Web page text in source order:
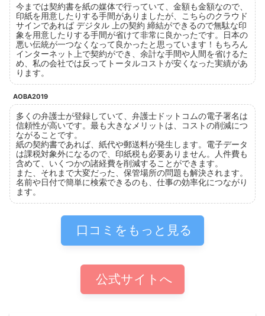
今までは契約書を紙の媒体で行っていて、金額も金額なので、
印紙を用意したりする手間がありましたが、こちらのクラウド
サインであれば デジタル 上の契約 締結ができるので無駄な印
象を用意したりする手間が省けて非常に良かったです。日本の
悪い伝統が一つなくなって良かったと思っています！もちろん
インターネット上で契約ができ、余計な手間や人間を省けるた
め、私の会社では反ってトータルコストが安くなった実績があ
ります。
AOBA2019
多くの弁護士が登録していて、弁護士ドットコムの電子署名は
信頼性が高いです。最も大きなメリットは、コストの削減につ
ながることです。
紙の契約書であれば、紙代や郵送料が発生します。電子データ
は課税対象外になるので、印紙税も必要ありません。人件費も
含めて、いくつかの諸経費を削減することができます。
また、それまで大変だった、保管場所の問題も解決されます。
名前や日付で簡単に検索できるのも、仕事の効率化につながり
ます。
口コミをもっと見る
公式サイトへ